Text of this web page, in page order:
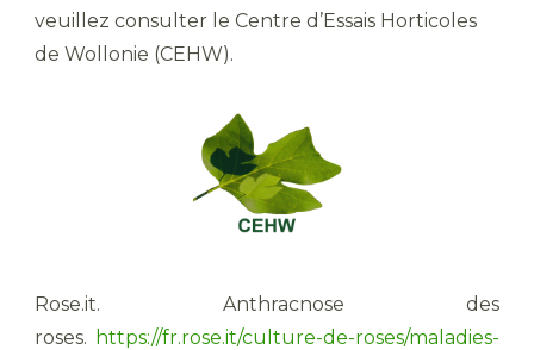
veuillez consulter le Centre d’Essais Horticoles
de Wollonie (CEHW).
Rose.it. Anthracnose des
roses. https://fr.rose.it/culture-de-roses/maladies-